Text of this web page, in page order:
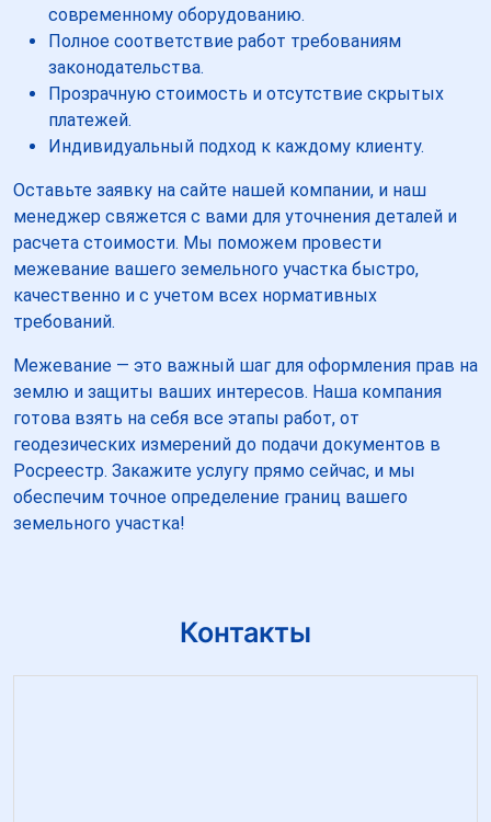
современному оборудованию.
Полное соответствие работ требованиям
законодательства.
Прозрачную стоимость и отсутствие скрытых
платежей.
Индивидуальный подход к каждому клиенту.
Оставьте заявку на сайте нашей компании, и наш
менеджер свяжется с вами для уточнения деталей и
расчета стоимости. Мы поможем провести
межевание вашего земельного участка быстро,
качественно и с учетом всех нормативных
требований.
Межевание — это важный шаг для оформления прав на
землю и защиты ваших интересов. Наша компания
готова взять на себя все этапы работ, от
геодезических измерений до подачи документов в
Росреестр. Закажите услугу прямо сейчас, и мы
обеспечим точное определение границ вашего
земельного участка!
Контакты